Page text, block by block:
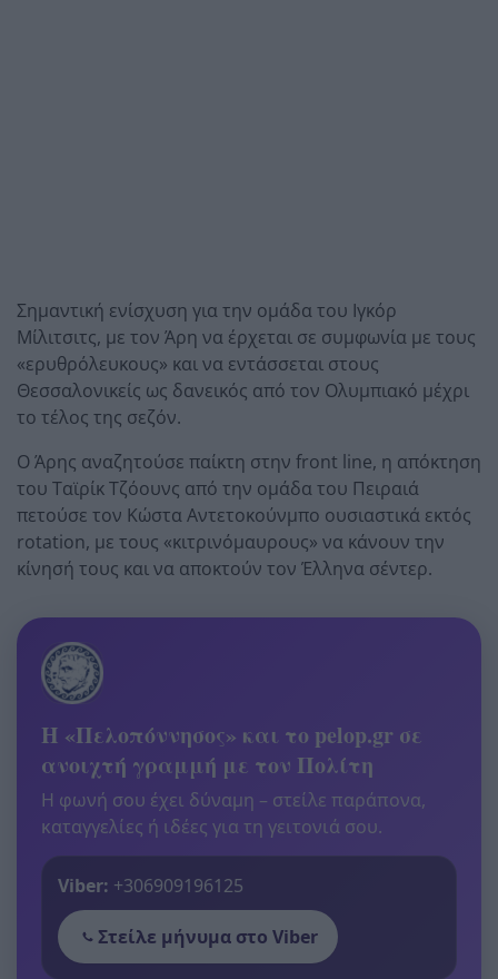
Σημαντική ενίσχυση για την ομάδα του Ιγκόρ
Μίλιτσιτς, με τον Άρη να έρχεται σε συμφωνία με τους
«ερυθρόλευκους» και να εντάσσεται στους
Θεσσαλονικείς ως δανεικός από τον Ολυμπιακό μέχρι
το τέλος της σεζόν.
Ο Άρης αναζητούσε παίκτη στην front line, η απόκτηση
του Ταϊρίκ Τζόουνς από την ομάδα του Πειραιά
πετούσε τον Κώστα Αντετοκούνμπο ουσιαστικά εκτός
rotation, με τους «κιτρινόμαυρους» να κάνουν την
κίνησή τους και να αποκτούν τον Έλληνα σέντερ.
Η «Πελοπόννησος» και το pelop.gr σε
ανοιχτή γραμμή με τον Πολίτη
Η φωνή σου έχει δύναμη – στείλε παράπονα,
καταγγελίες ή ιδέες για τη γειτονιά σου.
Viber: +306909196125
Στείλε μήνυμα στο Viber